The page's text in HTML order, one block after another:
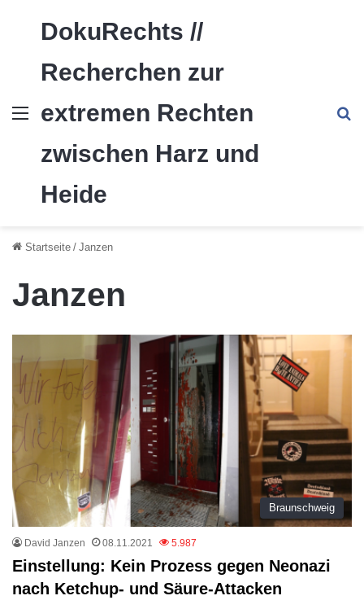
Menü
DokuRechts //
Recherchen zur
extremen Rechten
zwischen Harz und
Heide
Startseite / Janzen
Janzen
Braunschweig
David Janzen 08.11.2021 5.987
Einstellung: Kein Prozess gegen Neonazi
nach Ketchup- und Säure-Attacken